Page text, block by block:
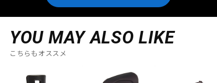
YOU MAY ALSO LIKE
こちらもオススメ